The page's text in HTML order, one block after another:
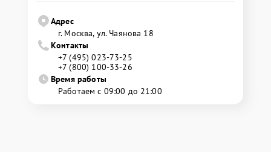
Адрес
г. Москва, ул. Чаянова 18
Контакты
+7 (495) 023-73-25
+7 (800) 100-33-26
Время работы
Работаем с 09:00 до 21:00